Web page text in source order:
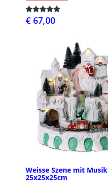
€ 67,00
Weisse Szene mit Musik
25x25x25cm